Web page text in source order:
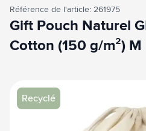
Recyclé
Image principale
Cliquez pour voir l'image en
Référence de l'article: 261975
Gift Pouch Naturel
Cotton (150 g/m²) M